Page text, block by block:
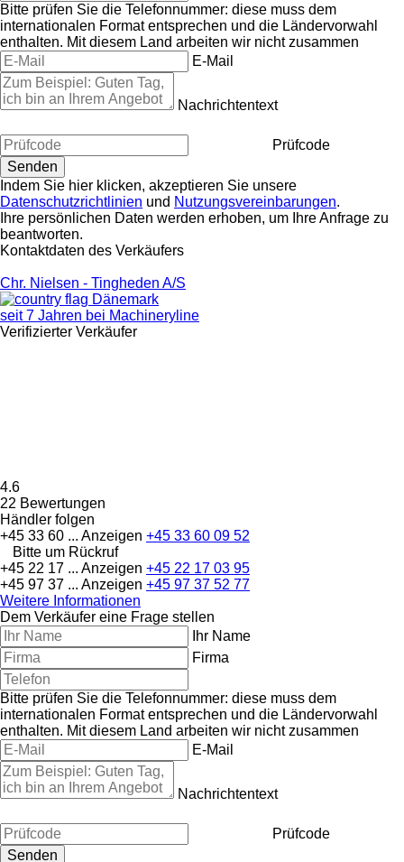
Bitte prüfen Sie die Telefonnummer: diese muss dem
internationalen Format entsprechen und die Ländervorwahl
enthalten. Mit diesem Land arbeiten wir nicht zusammen
E-Mail
Nachrichtentext
Prüfcode
Indem Sie hier klicken, akzeptieren Sie unsere
Datenschutzrichtlinien und Nutzungsvereinbarungen.
Ihre persönlichen Daten werden erhoben, um Ihre Anfrage zu
beantworten.
Kontaktdaten des Verkäufers
Chr. Nielsen - Tingheden A/S
Dänemark
seit 7 Jahren bei Machineryline
Verifizierter Verkäufer
4.6
22 Bewertungen
Händler folgen
+45 33 60 ... Anzeigen +45 33 60 09 52
Bitte um Rückruf
+45 22 17 ... Anzeigen +45 22 17 03 95
+45 97 37 ... Anzeigen +45 97 37 52 77
Weitere Informationen
Dem Verkäufer eine Frage stellen
Ihr Name
Firma
Bitte prüfen Sie die Telefonnummer: diese muss dem
internationalen Format entsprechen und die Ländervorwahl
enthalten. Mit diesem Land arbeiten wir nicht zusammen
E-Mail
Nachrichtentext
Prüfcode